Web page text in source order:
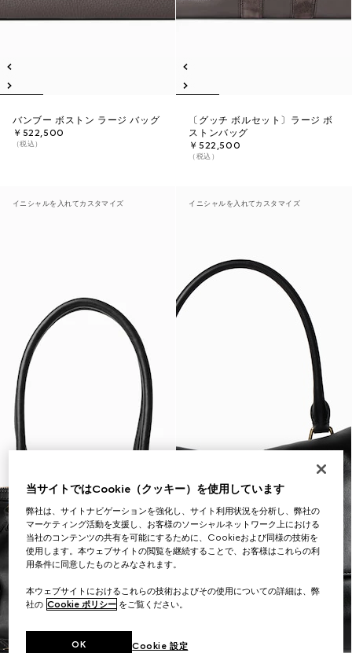
バンブー ボストン ラージ バッグ
￥522,500
（税込）
〔グッチ ボルセット〕ラージ ボ
ストンバッグ
￥522,500
（税込）
イニシャルを入れてカスタマイズ イニシャルを入れてカスタマイズ
当サイトではCookie（クッキー）を使用しています
弊社は、サイトナビゲーションを強化し、サイト利用状況を分析し、弊社の
マーケティング活動を支援し、お客様のソーシャルネットワーク上における
当社のコンテンツの共有を可能にするために、Cookieおよび同様の技術を
使用します。本ウェブサイトの閲覧を継続することで、お客様はこれらの利
用条件に同意したものとみなされます。
本ウェブサイトにおけるこれらの技術およびその使用についての詳細は、弊
社の Cookie ポリシー をご覧ください。
Cookie 設定
OK